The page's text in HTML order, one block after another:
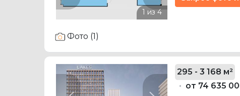
Фото (1)
295 - 3 168 м²
от 74 635